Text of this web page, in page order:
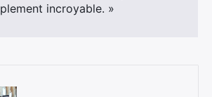
incroyable. »